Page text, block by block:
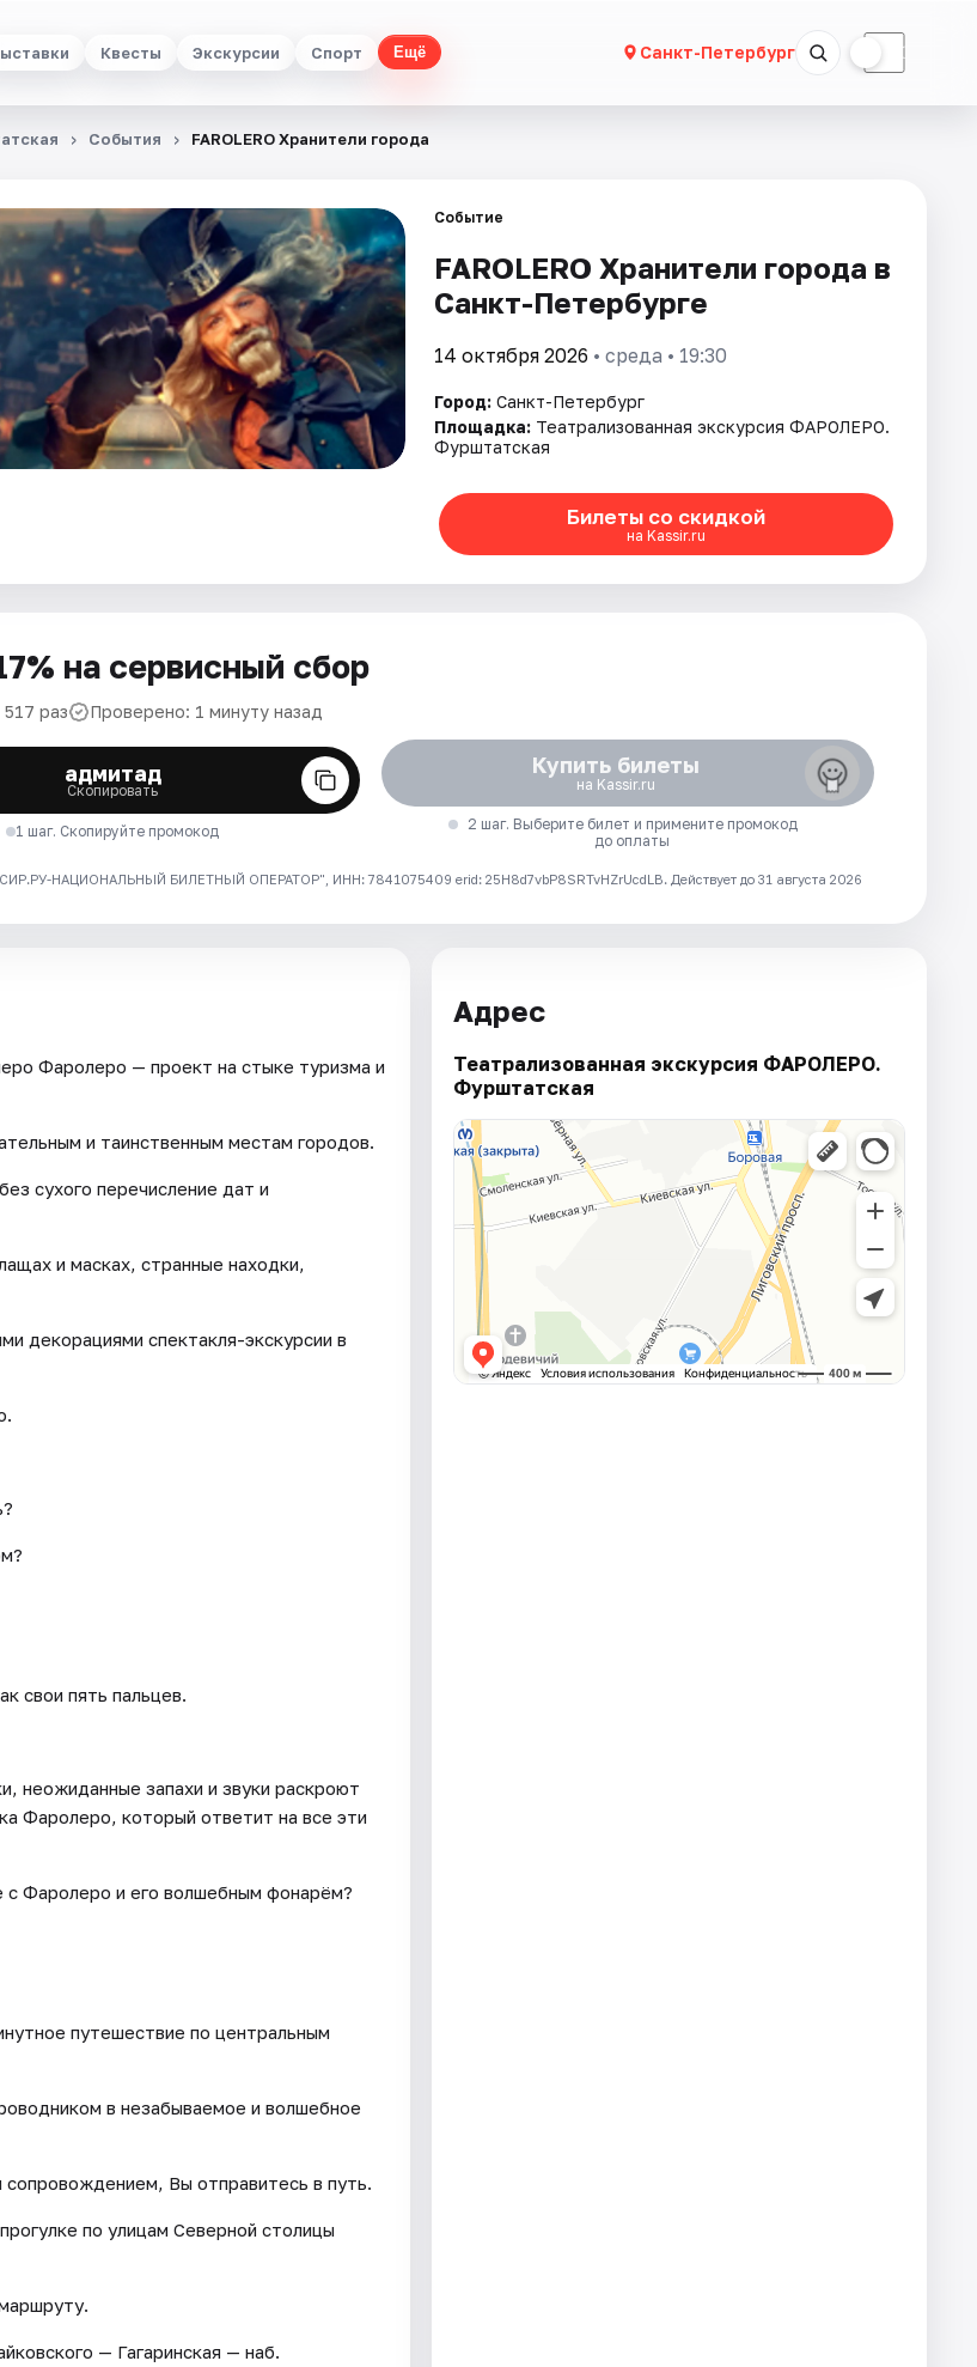
Квесты Экскурсии Спорт Ещё Санкт-Петербург ☾
События FAROLERO Хранители города
Событие
FAROLERO Хранители города в
Санкт-Петербурге
14 октября 2026 • среда • 19:30
Город: Санкт-Петербург
Площадка: Театрализованная экскурсия ФАРОЛЕРО.
Фурштатская
Билеты со скидкой
на Kassir.ru
на сервисный сбор
раз Проверено: 1 минуту назад
адмитад
Скопировать
1 шаг. Скопируйте промокод
Купить билеты
на Kassir.ru
2 шаг. Выберите билет и примените промокод
до оплаты
НАЦИОНАЛЬНЫЙ БИЛЕТНЫЙ ОПЕРАТОР", ИНН: 7841075409 erid: 25H8d7vbP8SRTvHZrUcdLB. Действует до 31 августа 2026
Фаролеро — проект на стыке туризма и
и таинственным местам городов.
сухого перечисление дат и
и масках, странные находки,
декорациями спектакля-экскурсии в
свои пять пальцев.
неожиданные запахи и звуки раскроют
Фаролеро, который ответит на все эти
с Фаролеро и его волшебным фонарём?
путешествие по центральным
в незабываемое и волшебное
Вы отправитесь в путь.
по улицам Северной столицы
— Гагаринская — наб.
Адрес
Театрализованная экскурсия ФАРОЛЕРО.
Фурштатская